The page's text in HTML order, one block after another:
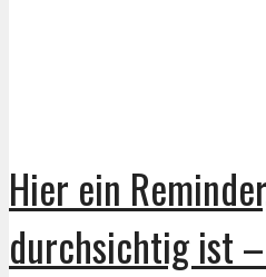
Hier ein
durchsichtig ist